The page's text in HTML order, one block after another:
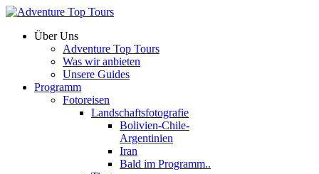
Über Uns
Adventure Top Tours
Was wir anbieten
Unsere Guides
Programm
Fotoreisen
Landschaftsfotografie
Bolivien-Chile-
Argentinien
Iran
Bald im Programm..